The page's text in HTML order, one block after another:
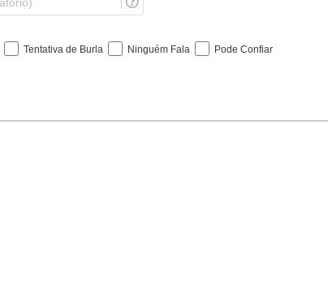
l
Tentativa de Burla Ninguém Fala Pode Confiar